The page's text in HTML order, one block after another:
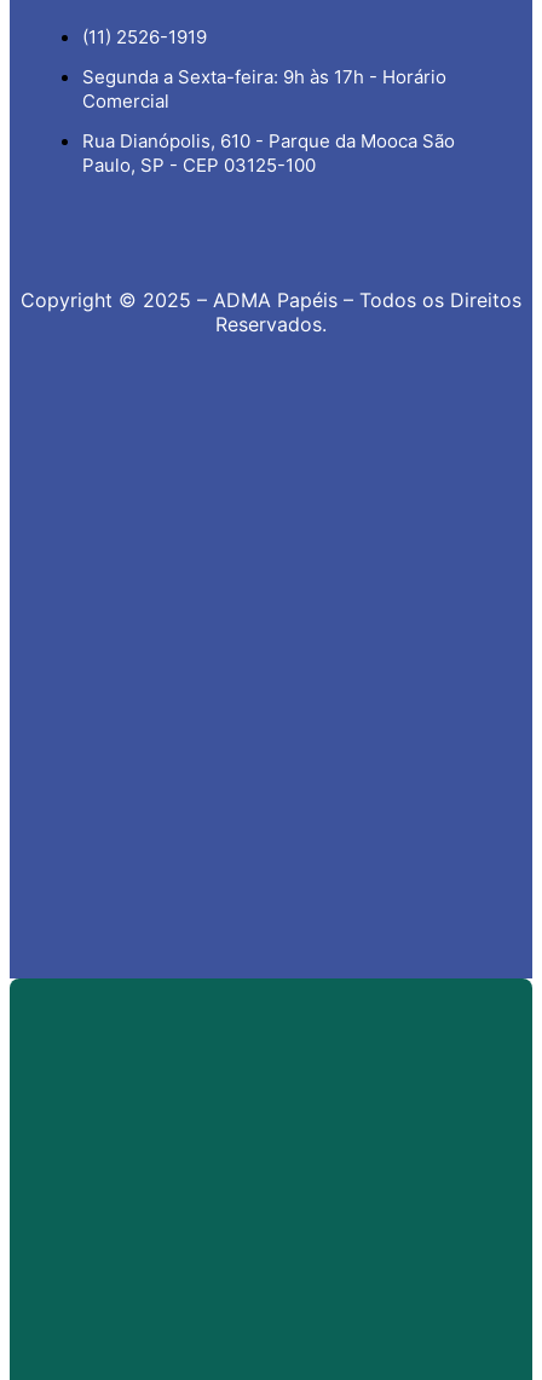
(11) 2526-1919
Segunda a Sexta-feira: 9h às 17h - Horário
Comercial
Rua Dianópolis, 610 - Parque da Mooca São
Paulo, SP - CEP 03125-100
Copyright © 2025 – ADMA Papéis – Todos os Direitos
Reservados.